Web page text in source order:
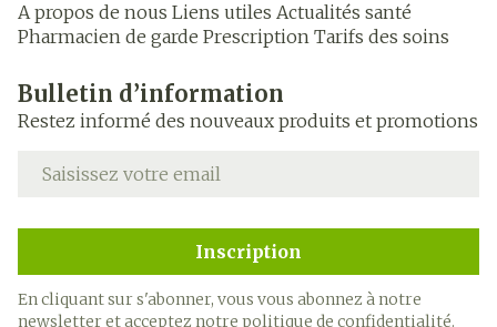
A propos de nous Liens utiles Actualités santé
Pharmacien de garde Prescription Tarifs des soins
Bulletin d’information
Restez informé des nouveaux produits et promotions
Adresse mail
Inscription
En cliquant sur s'abonner, vous vous abonnez à notre
newsletter et acceptez notre politique de confidentialité.